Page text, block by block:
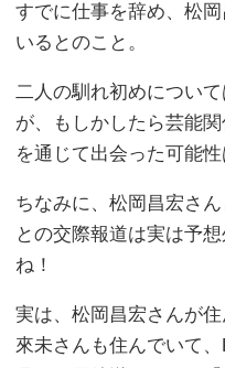
すでに仕事を辞め、松
いるとのこと。
二人の馴れ初めについ
が、もしかしたら芸能
を通じて出会った可能性
ちなみに、松岡昌宏さ
との交際報道は実は予
ね！
実は、松岡昌宏さんが
來未さんも住んでいて